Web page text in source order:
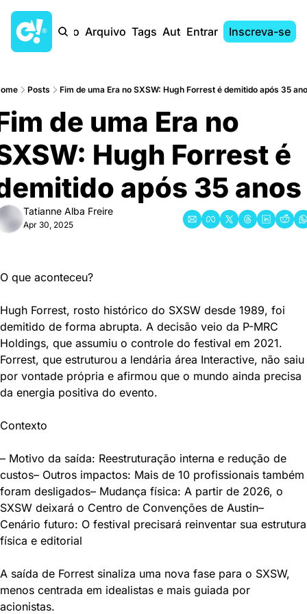
Início Arquivo Tags AutoresEntrar Inscreva-se
Posts Fim de uma Era no SXSW: Hugh Forrest é demitido após 35
de uma Era no
Hugh Forrest é
após 35 anos
Tatianne Alba Freire
Apr 30, 2025
O que aconteceu?
Hugh Forrest, rosto histórico do SXSW desde 1989, foi
demitido de forma abrupta. A decisão veio da P-MRC
Holdings, que assumiu o controle do festival em 2021.
Forrest, que estruturou a lendária área Interactive, não saiu
por vontade própria e afirmou que o mundo ainda precisa
da energia positiva do evento.
Contexto
– Motivo da saída: Reestruturação interna e redução de
custos– Outros impactos: Mais de 10 profissionais também
foram desligados– Mudança física: A partir de 2026, o
SXSW deixará o Centro de Convenções de Austin–
Cenário futuro: O festival precisará reinventar sua estrutura
física e editorial
A saída de Forrest sinaliza uma nova fase para o SXSW,
menos centrada em idealistas e mais guiada por
acionistas.